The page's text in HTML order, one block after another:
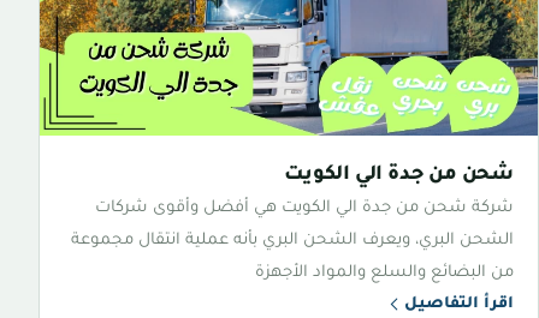
شحن من جدة الي الكويت
شركة شحن من جدة الي الكويت هي أفضل وأقوى شركات
الشحن البري، ويعرف الشحن البري بأنه عملية انتقال مجموعة
من البضائع والسلع والمواد الأجهزة
اقرأ التفاصيل